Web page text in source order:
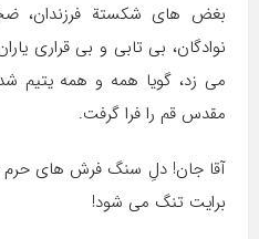
بغض های شکستة فرزندان،
نوادگان، بی تابی و بی قراری
می زد، گویا همه و همه یتیم
مقدس قم را فرا گرفت.
آقا جان! دلِ سنگ فرش های حرم
برایت تنگ می شود!